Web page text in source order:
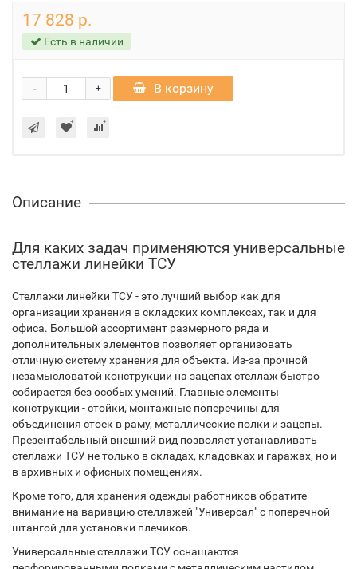
17 828 р.
Есть в наличии
+
- В корзину
Описание
Для каких задач применяются универсальные
стеллажи линейки ТСУ
Стеллажи линейки ТСУ - это лучший выбор как для
организации хранения в складских комплексах, так и для
офиса. Большой ассортимент размерного ряда и
дополнительных элементов позволяет организовать
отличную систему хранения для объекта. Из-за прочной
незамысловатой конструкции на зацепах стеллаж быстро
собирается без особых умений. Главные элементы
конструкции - стойки, монтажные поперечины для
объединения стоек в раму, металлические полки и зацепы.
Презентабельный внешний вид позволяет устанавливать
стеллажи ТСУ не только в складах, кладовках и гаражах, но и
в архивных и офисных помещениях.
Кроме того, для хранения одежды работников обратите
внимание на вариацию стеллажей "Универсал" с поперечной
штангой для установки плечиков.
Универсальные стеллажи ТСУ оснащаются